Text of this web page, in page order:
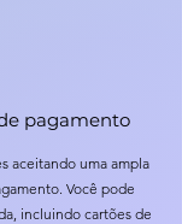
pagamento
aceitando uma ampla
Você pode
incluindo cartões de